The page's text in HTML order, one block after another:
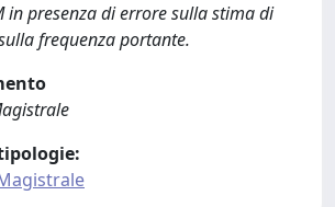
in presenza di errore sulla stima di
frequenza portante.